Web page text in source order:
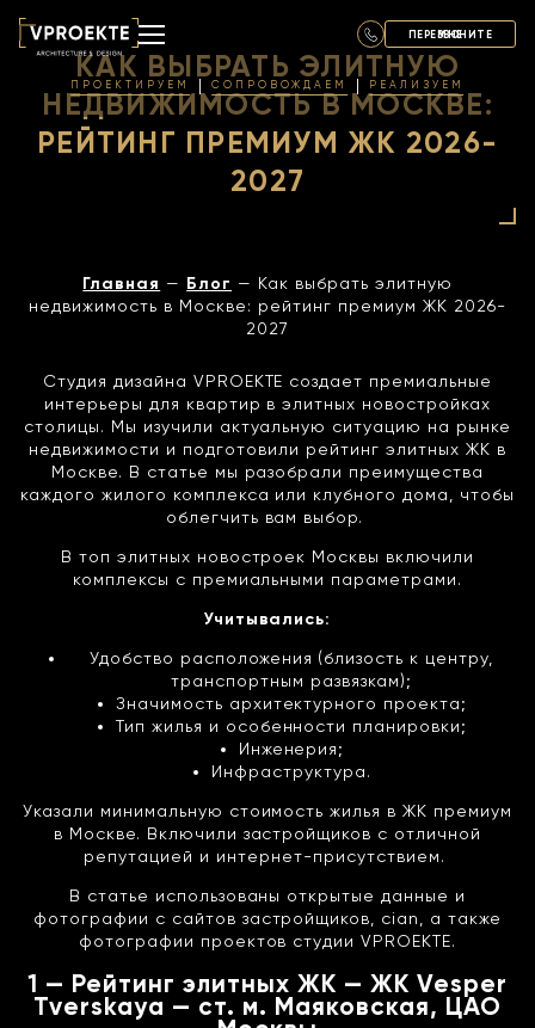
ПРОЕКТИРУЕМ СОПРОВОЖДАЕМ РЕАЛИЗУЕМ
ПЕРЕЗВОНИТЕ МНЕ
КАК ВЫБРАТЬ ЭЛИТНУЮ
НЕДВИЖИМОСТЬ В МОСКВЕ:
РЕЙТИНГ ПРЕМИУМ ЖК 2026-
2027
Главная — Блог — Как выбрать элитную
недвижимость в Москве: рейтинг премиум ЖК 2026-
2027
Студия дизайна VPROEKTE создает премиальные
интерьеры для квартир в элитных новостройках
столицы. Мы изучили актуальную ситуацию на рынке
недвижимости и подготовили рейтинг элитных ЖК в
Москве. В статье мы разобрали преимущества
каждого жилого комплекса или клубного дома, чтобы
облегчить вам выбор.
В топ элитных новостроек Москвы включили
комплексы с премиальными параметрами.
Учитывались:
Удобство расположения (близость к центру,
транспортным развязкам);
Значимость архитектурного проекта;
Тип жилья и особенности планировки;
Инженерия;
Инфраструктура.
Указали минимальную стоимость жилья в ЖК премиум
в Москве. Включили застройщиков с отличной
репутацией и интернет-присутствием.
В статье использованы открытые данные и
фотографии с сайтов застройщиков, cian, а также
фотографии проектов студии VPROEKTE.
1 — Рейтинг элитных ЖК — ЖК Vesper
Tverskaya — ст. м. Маяковская, ЦАО